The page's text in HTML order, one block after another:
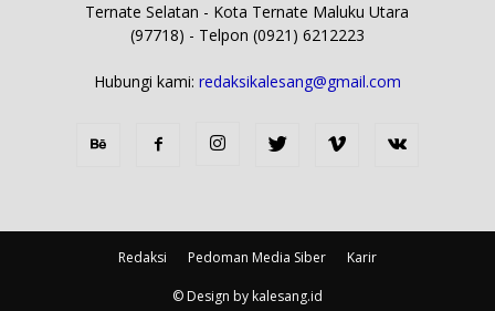
Ternate Selatan - Kota Ternate Maluku Utara
(97718) - Telpon (0921) 6212223
Hubungi kami: redaksikalesang@gmail.com
Redaksi Pedoman Media Siber Karir
© Design by kalesang.id